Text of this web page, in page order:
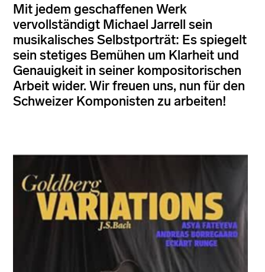
Mit jedem geschaffenen Werk
vervollständigt Michael Jarrell sein
musikalisches Selbstporträt: Es spiegelt
sein stetiges Bemühen um Klarheit und
Genauigkeit in seiner kompositorischen
Arbeit wider. Wir freuen uns, nun für den
Schweizer Komponisten zu arbeiten!